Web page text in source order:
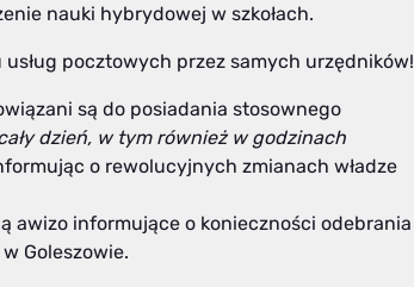
nauki hybrydowej w szkołach.
pocztowych przez samych urzędników!
są do posiadania stosownego
dzień, w tym również w godzinach
o rewolucyjnych zmianach władze
awizo informujące o konieczności odebrania
Goleszowie.